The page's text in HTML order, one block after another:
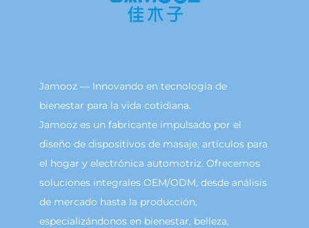
Jamooz — Innovando en tecnología de
bienestar para la vida cotidiana.
Jamooz es un fabricante impulsado por el
diseño de dispositivos de masaje, artículos para
el hogar y electrónica automotriz. Ofrecemos
soluciones integrales OEM/ODM, desde análisis
de mercado hasta la producción,
especializándonos en bienestar, belleza,